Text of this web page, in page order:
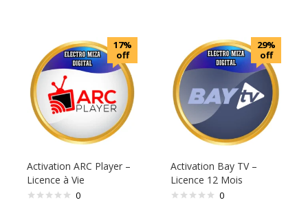
17%
off
Activation ARC Player –
Licence à Vie
0
29%
off
Activation Bay TV –
Licence 12 Mois
0